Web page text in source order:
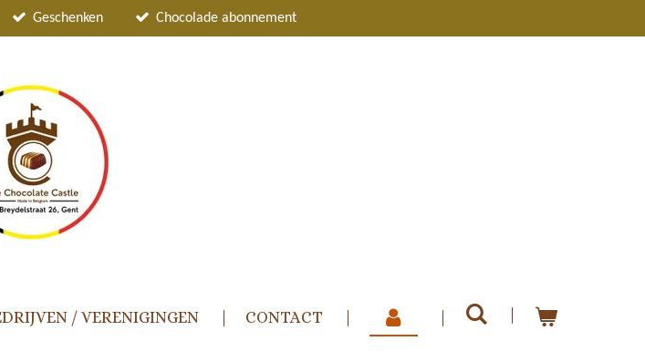
Geschenken Chocolade abonnement
/ VERENIGINGEN CONTACT